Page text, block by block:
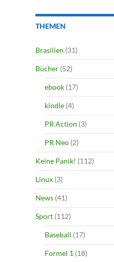
THEMEN
Brasilien (31)
Bücher (52)
ebook (17)
kindle (4)
PR Action (3)
PR Neo (2)
Keine Panik! (112)
Linux (3)
News (41)
Sport (112)
Baseball (17)
Formel 1 (18)